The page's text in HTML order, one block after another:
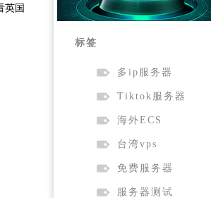
英国
标签
多ip服务器
Tiktok服务器
海外ECS
台湾vps
免费服务器
服务器测试